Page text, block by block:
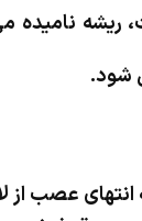
نامیده
شود.
عصب از